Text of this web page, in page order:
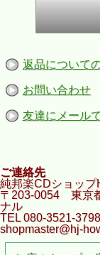
返品について
お問い合わせ
友達にメール
ご連絡先
純邦楽CDショップ
〒203-0054 東京
ナル
TEL 080-3521-
shopmaster@hj-